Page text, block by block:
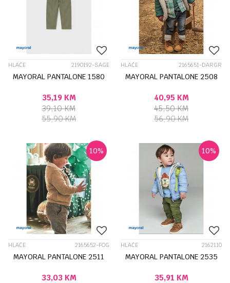
HLAČE 2190192-SAGE
MAYORAL PANTALONE 1580
35,19 KM
39,10KM
55,90KM
HLAČE 2165651-DARGR
MAYORAL PANTALONE 2508
40,95 KM
45,50KM
56,90KM
10%
HLAČE 2165652-FOG
MAYORAL PANTALONE 2511
33,03 KM
10%
HLAČE 2162110
MAYORAL PANTALONE 2535
35,91 KM